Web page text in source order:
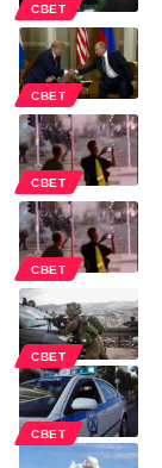
СВЕТ
СВЕТ
СВЕТ
СВЕТ
СВЕТ
СВЕТ